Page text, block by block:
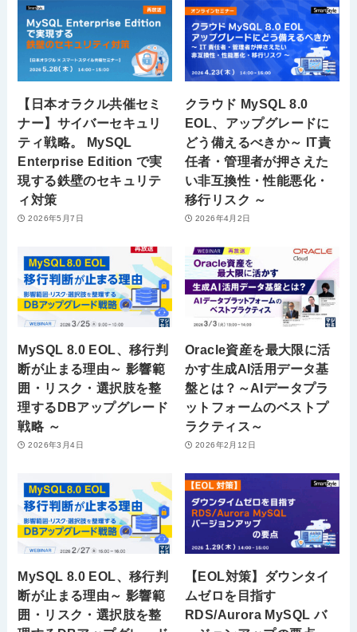
【日本オラクル共催セミ
ナー】サイバーセキュリ
ティ戦略。 MySQL
Enterprise Edition で実
現する鉄壁のセキュリテ
ィ対策
2026年5月7日
クラウド MySQL 8.0
EOL、アップグレードに
どう備えるべきか～ IT責
任者・管理者が押さえた
い非互換性・性能悪化・
移行リスク ～
2026年4月2日
MySQL 8.0 EOL、移行判
断が止まる理由～ 影響範
囲・リスク・選択肢を整
理するDBアップグレード
戦略 ～
2026年3月4日
Oracle資産を最大限に活
かす生成AI活用データ基
盤とは？～AIデータプラ
ットフォームのベストプ
ラクティス～
2026年2月12日
MySQL 8.0 EOL、移行判
断が止まる理由～ 影響範
囲・リスク・選択肢を整
【EOL対策】ダウンタイ
ムゼロを目指す
RDS/Aurora MySQL バ